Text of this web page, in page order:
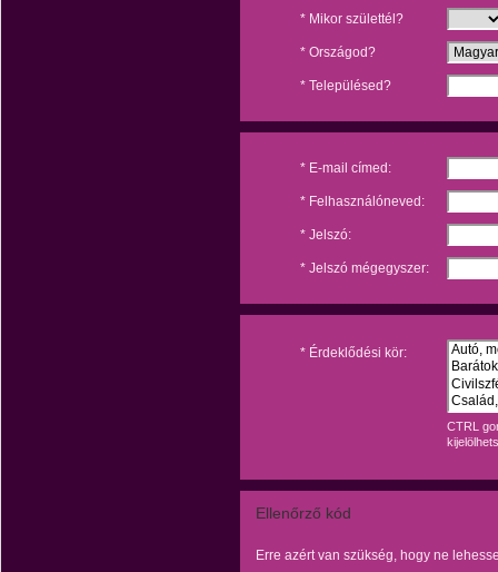
* Mikor születtél?
* Országod?
* Településed?
* E-mail címed:
* Felhasználóneved:
* Jelszó:
* Jelszó mégegyszer:
* Érdeklődési kör:
CTRL
Ellenőrző kód
Erre azért van szükség, hogy ne